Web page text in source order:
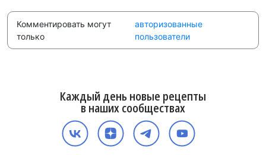
Комментировать могут
только
авторизованные
пользователи
Каждый день новые рецепты
в наших сообществах